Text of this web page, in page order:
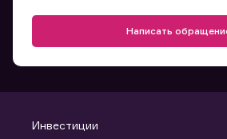
Написать
Инвестиции